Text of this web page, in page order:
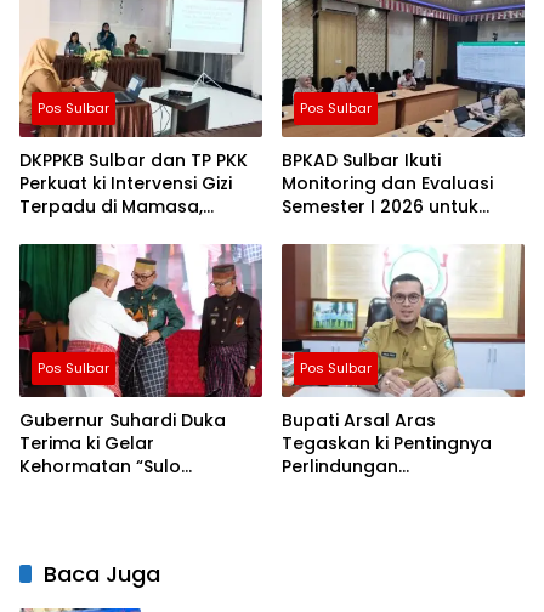
Pemenuhan Gizi
Pos Sulbar
DKPPKB Sulbar dan TP PKK
Perkuat ki Intervensi Gizi
Terpadu di Mamasa,
Maju dan Sejahtera
Pos Sulbar
BPKAD Sulbar Ikuti
Monitoring dan Evaluasi
Semester I 2026 untuk
Penyerapan Anggaran
Pos Sulbar
Gubernur Suhardi Duka
Terima ki Gelar
Kehormatan “Sulo
Pos Sulbar
Bupati Arsal Aras
Tegaskan ki Pentingnya
Perlindungan
Baca Juga